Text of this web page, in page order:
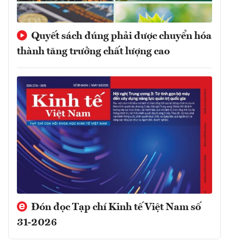
Quyết sách đúng phải được chuyển hóa
thành tăng trưởng chất lượng cao
Đón đọc Tạp chí Kinh tế Việt Nam số
31-2026